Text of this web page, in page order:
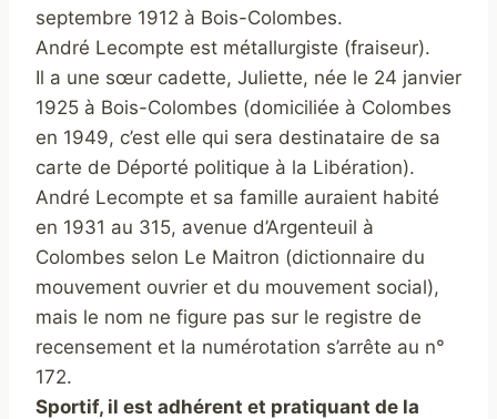
septembre 1912 à Bois-Colombes.
André Lecompte est métallurgiste (fraiseur).
Il a une sœur cadette, Juliette, née le 24 janvier
1925 à Bois-Colombes (domiciliée à Colombes
en 1949, c’est elle qui sera destinataire de sa
carte de Déporté politique à la Libération).
André Lecompte et sa famille auraient habité
en 1931 au 315, avenue d’Argenteuil à
Colombes selon Le Maitron (dictionnaire du
mouvement ouvrier et du mouvement social),
mais le nom ne figure pas sur le registre de
recensement et la numérotation s’arrête au n°
172.
Sportif, il est adhérent et pratiquant de la